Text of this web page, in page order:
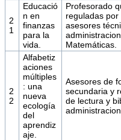
2
1
Educació
n en
finanzas
para la
vida.
Profesorado
reguladas
asesores
Matemáticas.
2
2
Alfabetiz
aciones
múltiples
: una
nueva
ecología
del
aprendiz
aje.
Asesores de
secundaria y
de lectura y